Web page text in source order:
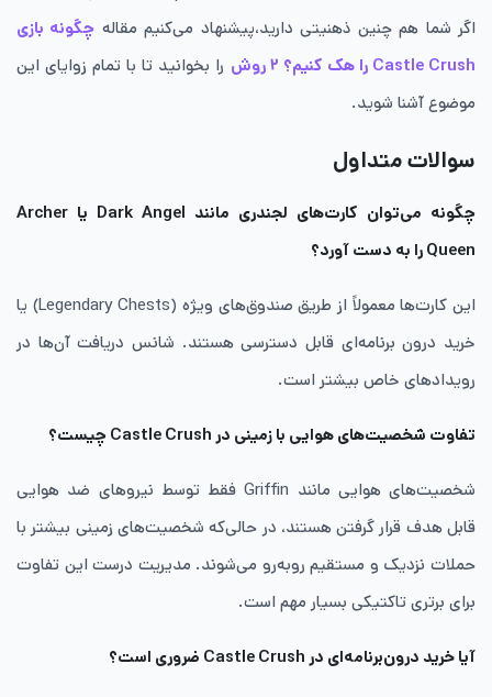
اگر شما هم چنین ذهنیتی دارید،پیشنهاد می‌کنیم مقاله چگونه بازی
Castle Crush را هک کنیم؟ ۲ روش
را بخوانید تا با تمام زوایای این
موضوع آشنا شوید.
سوالات متداول
چگونه می‌توان کارت‌های لجندری مانند Dark Angel یا Archer
Queen را به دست آورد؟
این کارت‌ها معمولاً از طریق صندوق‌های ویژه (Legendary Chests) یا
خرید درون برنامه‌ای قابل دسترسی هستند. شانس دریافت آن‌ها در
رویدادهای خاص بیشتر است.
تفاوت شخصیت‌های هوایی با زمینی در Castle Crush چیست؟
شخصیت‌های هوایی مانند Griffin فقط توسط نیروهای ضد هوایی
قابل هدف قرار گرفتن هستند، در حالی‌که شخصیت‌های زمینی بیشتر با
حملات نزدیک و مستقیم روبه‌رو می‌شوند. مدیریت درست این تفاوت
برای برتری تاکتیکی بسیار مهم است.
آیا خرید درون‌برنامه‌ای در Castle Crush ضروری است؟